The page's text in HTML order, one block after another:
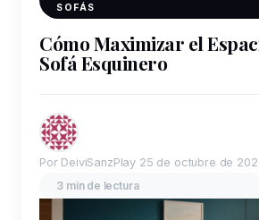
SOFÁS
Cómo Maximizar el
Sofá Esquinero
Por DeiviSanzPlay 25 de octubre de
3 min de lectura